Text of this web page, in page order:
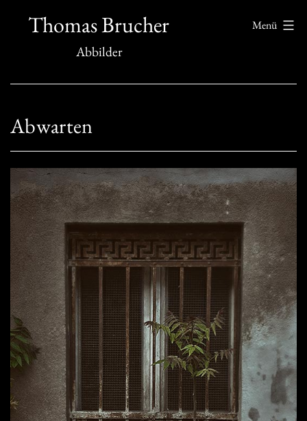
InhaltThomas Brucher
Abbilder
Menü
Abwarten